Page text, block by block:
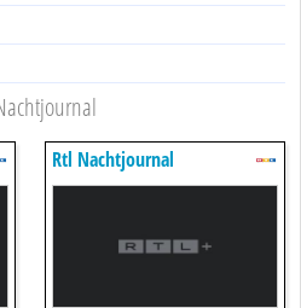
Rtl Nachtjournal